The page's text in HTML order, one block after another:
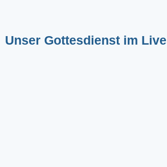
Unser Gottesdienst im